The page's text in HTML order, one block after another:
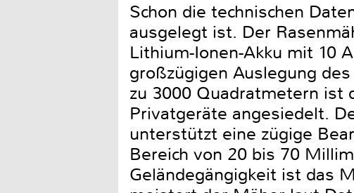
Schon die technischen
ausgelegt ist. Der
Lithium-Ionen-Akku mit 10
großzügigen Auslegung
zu 3000 Quadratmetern ist
Privatgeräte angesiedelt.
unterstützt eine zügige
Bereich von 20 bis 70
Geländegängigkeit ist das